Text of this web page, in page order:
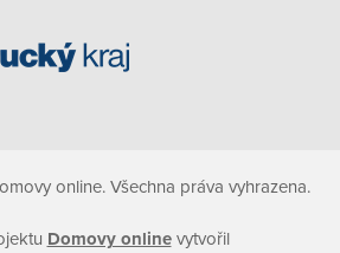
online. Všechna práva vyhrazena.
Domovy onlinevytvořil